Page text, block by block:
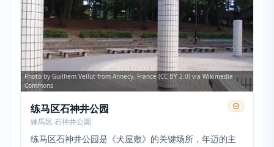
Photo by Guilhem Vellut from Annecy, France (CC BY 2.0) via Wikimedia
Commons
练马区石神井公园
練馬区 石神井公園
练马区石神井公园是《犬屋敷》的关键场所，年迈的主